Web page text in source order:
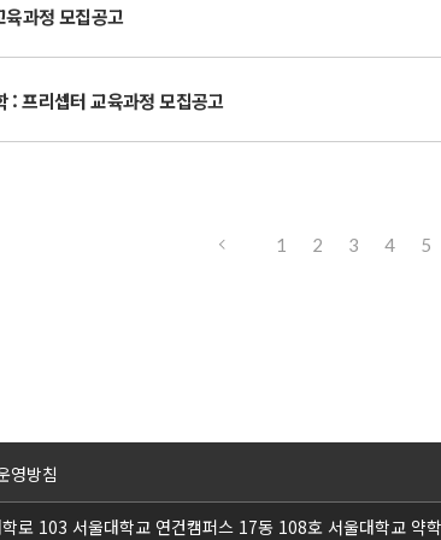
과정 모집공고
: 프리셉터 교육과정 모집공고
1 2 3 4 5
영방침
로 103 서울대학교 연건캠퍼스 17동 108호 서울대학교 약